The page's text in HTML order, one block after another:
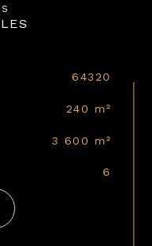
64320
240 m²
3 600 m²
6